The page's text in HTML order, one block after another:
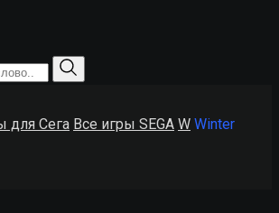
для Сега Все игры SEGA W Winter